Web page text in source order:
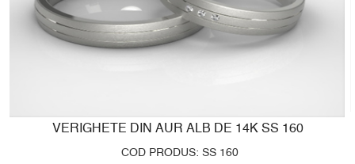
VERIGHETE DIN AUR ALB DE 14K SS 160
COD PRODUS: SS 160